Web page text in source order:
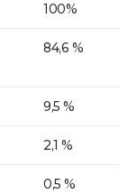
100%
84,6 %
9,5 %
2,1 %
0,5 %